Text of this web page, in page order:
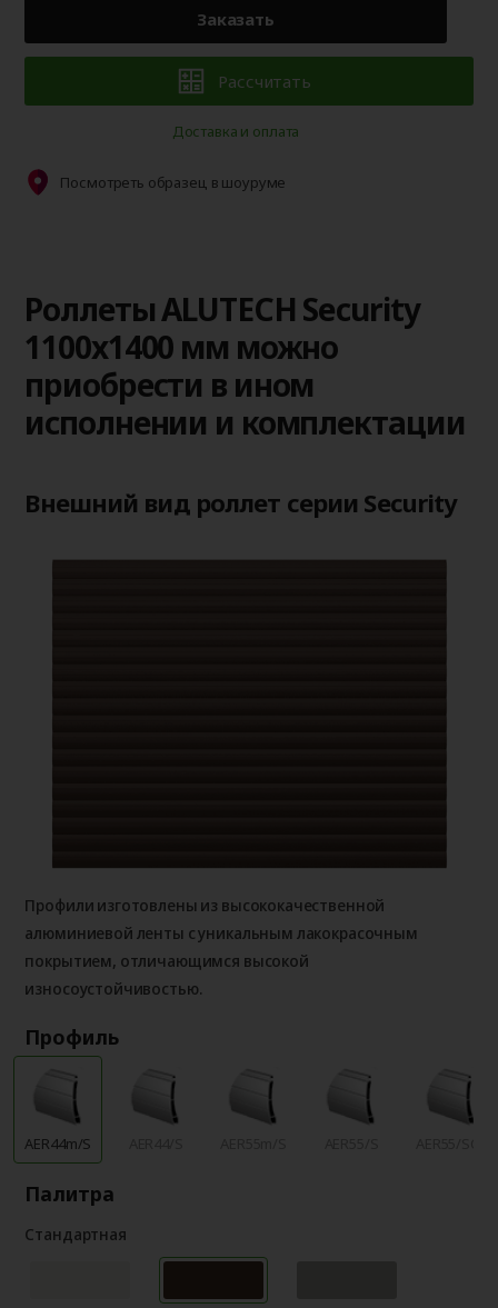
Заказать
Рассчитать
Доставка и оплата
Посмотреть образец в шоуруме
Роллеты ALUTECH Security
1100x1400 мм можно
приобрести в ином
исполнении и комплектации
Внешний вид роллет серии Security
Профили изготовлены из высококачественной
алюминиевой ленты с уникальным лакокрасочным
покрытием, отличающимся высокой
износоустойчивостью.
Профиль
AER44m/S
Палитра
Стандартная